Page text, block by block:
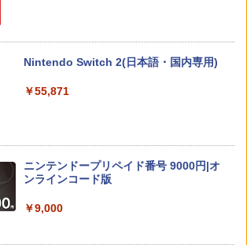
ition [NXS-P-AAAAH NSW2 ゼルダノデ
ンセツ ブレス オブ ザ ワイルド]
ドスマイルカンパニー]《08月予約》
￥5,970
￥8,190
ブックス限定先着特典+他】ゴールデン
カムイ 第十六巻(初回限定版)【Blu-ra
y】(キャラファインボード+キャスト複
野田サトル描き下ろし最終章OP／ED絵
ックス限定先着特典+先着特典】劇場版
Nintendo Switch 2(日本語・国内専用)
￥55,871
ニンテンドープリペイド番号 9000円|オ
ンラインコード版
￥9,000